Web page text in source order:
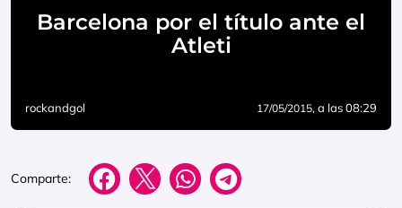
Barcelona por el título ante el
Atleti
rockandgol 17/05/2015, a las 08:29
Comparte: